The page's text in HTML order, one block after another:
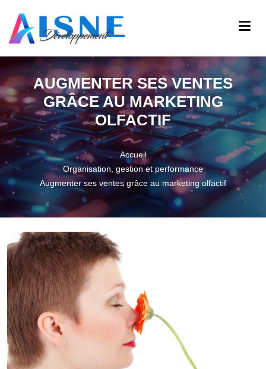
AUGMENTER SES VENTES
GRÂCE AU MARKETING
OLFACTIF
Accueil
Organisation, gestion et performance
Augmenter ses ventes grâce au marketing olfactif